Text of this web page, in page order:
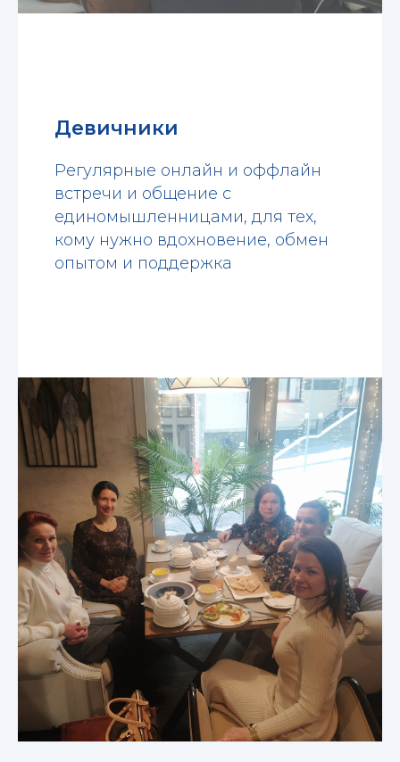
Девичники
Регулярные онлайн и оффлайн
встречи и общение с
единомышленницами, для тех,
кому нужно вдохновение, обмен
опытом и поддержка